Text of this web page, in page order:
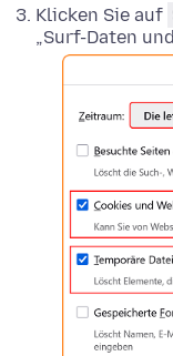
Klicken Sie auf
„Surf-Daten